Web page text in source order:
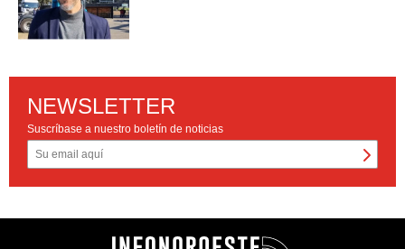
NEWSLETTER
Suscríbase a nuestro boletín de noticias